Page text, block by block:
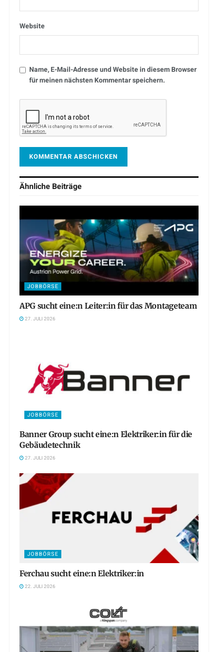
Website
Name, E-Mail-Adresse und Website in diesem Browser
für meinen nächsten Kommentar speichern.
Ähnliche Beiträge
JOBBÖRSE
APG sucht eine:n Leiter:in für das Montageteam
27. JULI 2026
JOBBÖRSE
Banner Group sucht eine:n Elektriker:in für die
Gebäudetechnik
27. JULI 2026
JOBBÖRSE
Ferchau sucht eine:n Elektriker:in
22. JULI 2026